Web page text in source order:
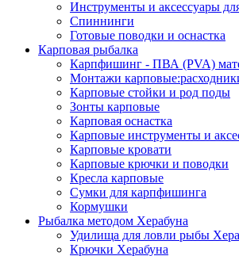
Инструменты и аксессуары
Спиннинги
Готовые поводки и оснастка
Карповая рыбалка
Карпфишинг - ПВА (PVA)
Монтажи
Карповые стойки и род поды
Зонты карповые
Карповая оснастка
Карповые инструменты и
Карповые кровати
Карповые крючки и поводки
Кресла карповые
Сумки для карпфишинга
Кормушки
Рыбалка методом Херабуна
Удилища для ловли рыбы
Крючки Херабуна